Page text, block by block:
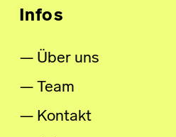
Infos
Über uns
Team
Kontakt